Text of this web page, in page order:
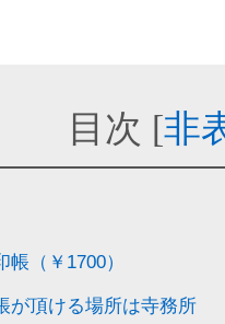
目次 [非
（￥1700）
が頂ける場所は寺務所